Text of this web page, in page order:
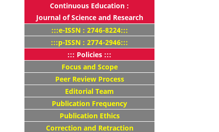
Continuous Education :
Journal of Science and Research
:::e-ISSN : 2746-8224:::
:::p-ISSN : 2774-2946:::
::: Policies :::
Focus and Scope
Peer Review Process
Editorial Team
Publication Frequency
Publication Ethics
Correction and Retraction